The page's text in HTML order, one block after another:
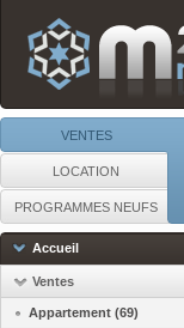
VENTES
LOCATION
PROGRAMMES NEUFS
Accueil
Ventes
Appartement (69)